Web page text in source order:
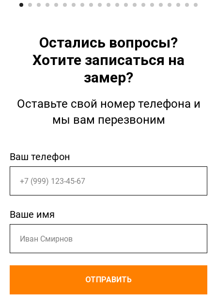
Остались вопросы?
Хотите записаться на
замер?
Оставьте свой номер телефона и
мы вам перезвоним
Ваш телефон
Ваше имя
ОТПРАВИТЬ